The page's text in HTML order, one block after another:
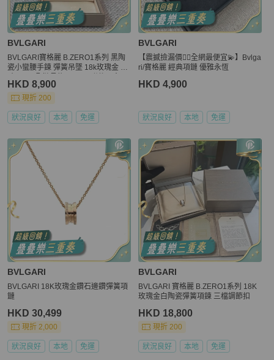
BVLGARI
BVLGARI寶格麗 B.ZERO1系列 黑陶
瓷小蠻腰手鍊 彈簧吊墜 18k玫瑰金 尺
墊板
HKD 8,900
現折 200
狀況良好 本地 免運
BVLGARI
【震撼撿漏價👍🏻全網最便宜💫】Bvlga
ri/寶格麗 經典項鏈 優雅永恆
HKD 4,900
狀況良好 本地 免運
BVLGARI
BVLGARI 18K玫瑰金鑽石邊鑽彈簧項
鏈
HKD 30,499
現折 2,000
狀況良好 本地 免運
BVLGARI
BVLGARI 寶格麗 B.ZERO1系列 18K
玫瑰金白陶瓷彈簧項鍊 三檔調節扣
HKD 18,800
現折 200
狀況良好 本地 免運